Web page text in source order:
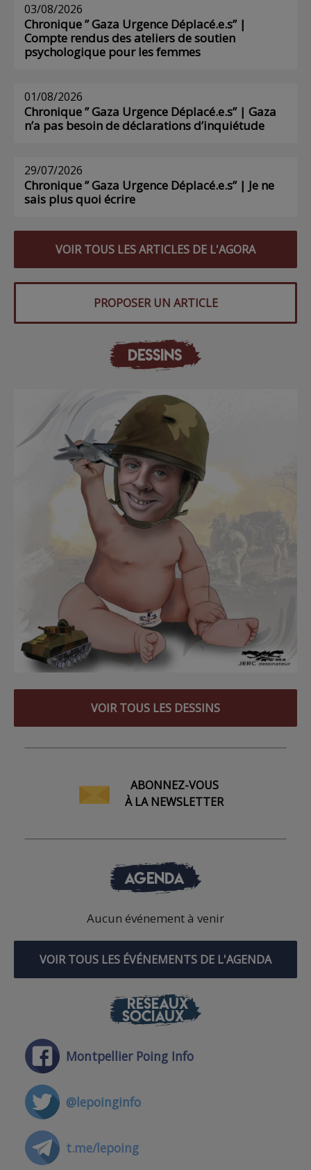
03/08/2026
Chronique ” Gaza Urgence Déplacé.e.s” |
Compte rendus des ateliers de soutien
psychologique pour les femmes
01/08/2026
Chronique ” Gaza Urgence Déplacé.e.s” | Gaza
n’a pas besoin de déclarations d’inquiétude
29/07/2026
Chronique ” Gaza Urgence Déplacé.e.s” | Je ne
sais plus quoi écrire
VOIR TOUS LES ARTICLES DE L'AGORA
PROPOSER UN ARTICLE
DESSINS
VOIR TOUS LES DESSINS
ABONNEZ-VOUS
À LA NEWSLETTER
AGENDA
Aucun événement à venir
VOIR TOUS LES ÉVÉNEMENTS DE L'AGENDA
RÉSEAUX
SOCIAUX
Montpellier Poing Info
@lepoinginfo
t.me/lepoing